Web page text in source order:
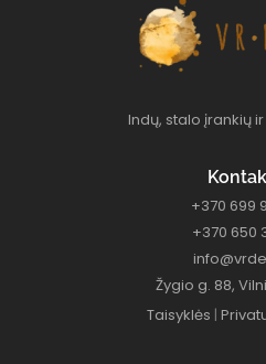
Indų, stalo įrankių
+370 699
+370 650
Žygio g. 88,
Taisyklės |